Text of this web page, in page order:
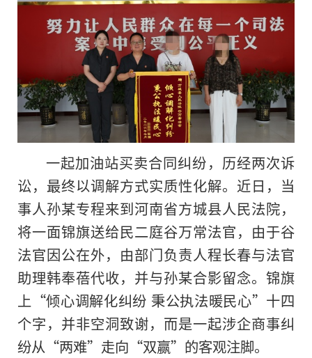
一起加油站买卖合同纠纷，历经两次诉
讼，最终以调解方式实质性化解。近日，当
事人孙某专程来到河南省方城县人民法院，
将一面锦旗送给民二庭谷万常法官，由于谷
法官因公在外，由部门负责人程长春与法官
助理韩奉蓓代收，并与孙某合影留念。锦旗
上“倾心调解化纠纷 秉公执法暖民心”十四
个字，并非空洞致谢，而是一起涉企商事纠
纷从“两难”走向“双赢”的客观注脚。